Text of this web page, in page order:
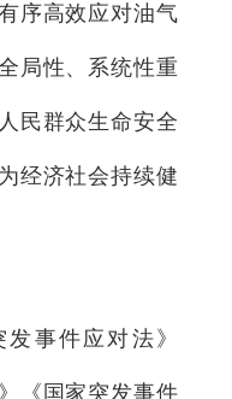
序高效应对油气
局性、系统性重
民群众生命安全
经济社会持续健
事件应对法》
《国家突发事件